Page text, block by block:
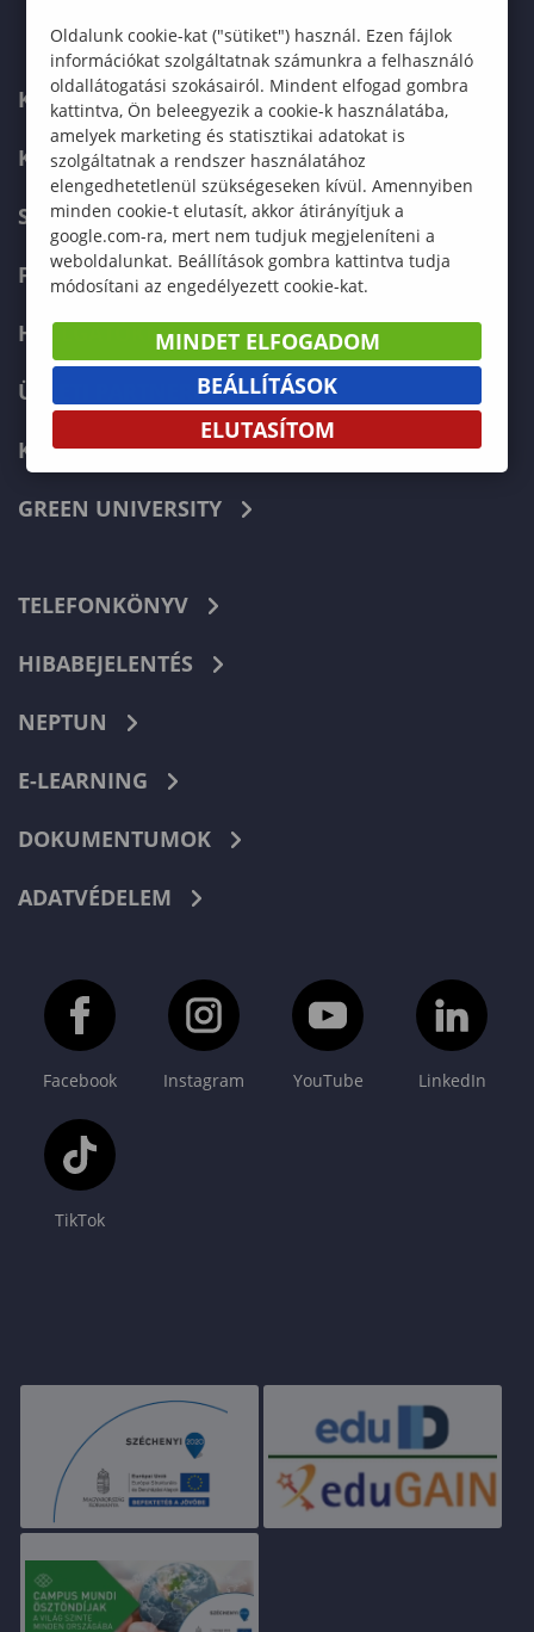
KAPCSOLAT
KÉPZÉSKERESŐ
SZERVEZETI FELÉPÍTÉS
FELVÉTELIZŐKNEK
HALLGATÓKNAK
ÜZLETI PARTNEREKNEK
KARRIER
GREEN UNIVERSITY
TELEFONKÖNYV
HIBABEJELENTÉS
NEPTUN
E-LEARNING
DOKUMENTUMOK
ADATVÉDELEM
Facebook Instagram YouTube LinkedIn
TikTok
Oldalunk cookie-kat ("sütiket") használ. Ezen fájlok
információkat szolgáltatnak számunkra a felhasználó
oldallátogatási szokásairól. Mindent elfogad gombra
kattintva, Ön beleegyezik a cookie-k használatába,
amelyek marketing és statisztikai adatokat is
szolgáltatnak a rendszer használatához
elengedhetetlenül szükségeseken kívül. Amennyiben
minden cookie-t elutasít, akkor átirányítjuk a
google.com-ra, mert nem tudjuk megjeleníteni a
weboldalunkat. Beállítások gombra kattintva tudja
módosítani az engedélyezett cookie-kat.
MINDET ELFOGADOM
BEÁLLÍTÁSOK
ELUTASÍTOM